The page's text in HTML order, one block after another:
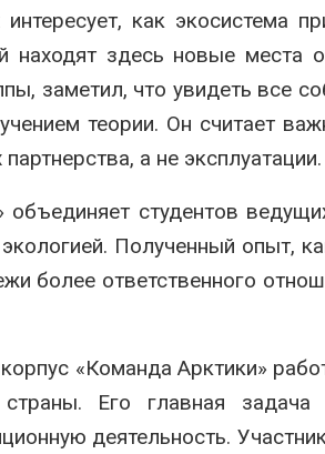
как экосистема
находят здесь новые места
заметил, что увидеть все
теории. Он считает
а не эксплуатации.
студентов
Полученный опыт,
более ответственного
«Команда Арктики»
Его главная
деятельность.